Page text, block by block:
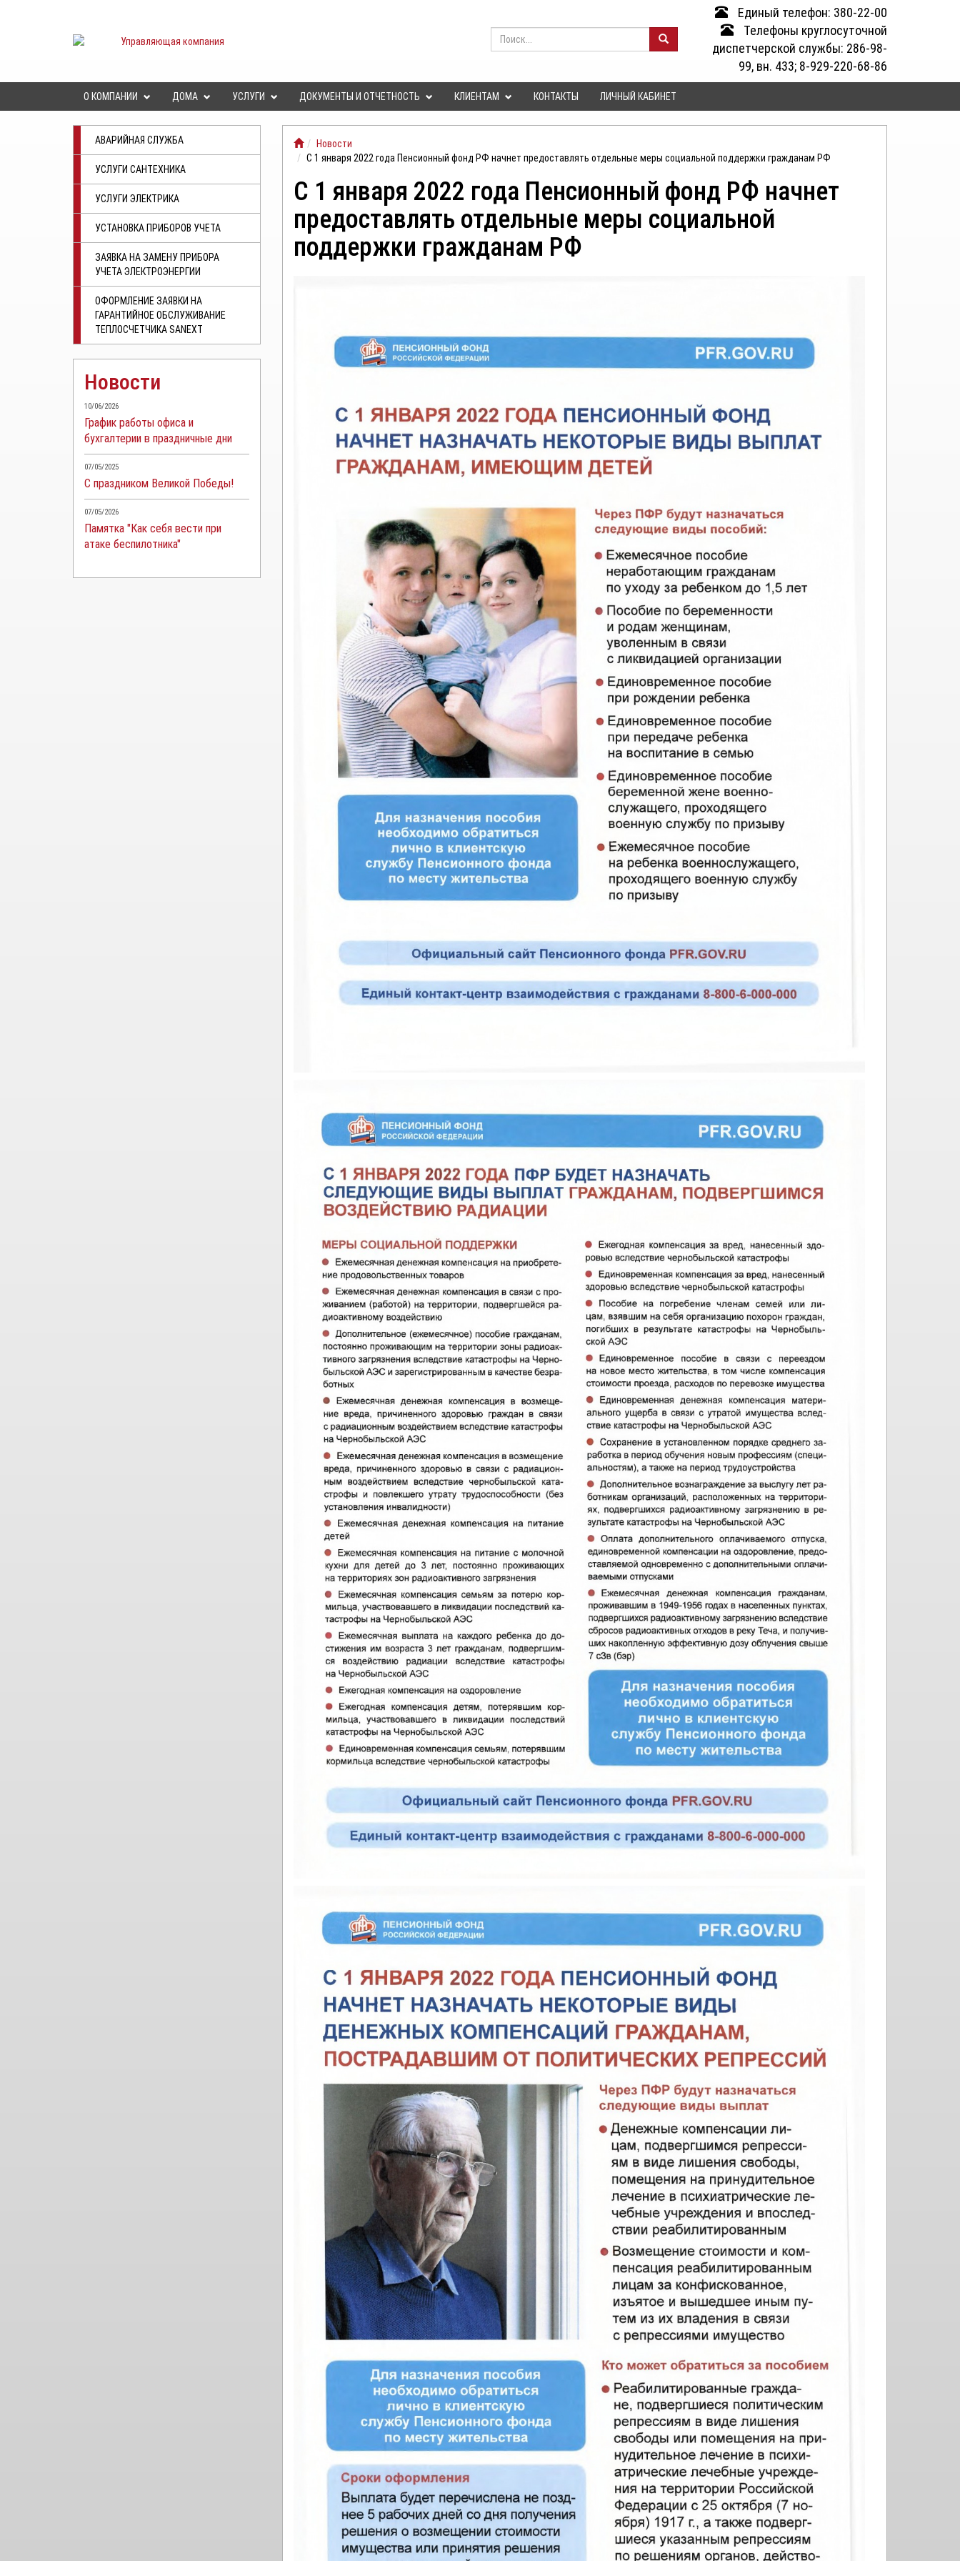
Единый телефон: 380-22-00
Телефоны круглосуточной
диспетчерской службы: 286-98-
99, вн. 433; 8-929-220-68-86
О КОМПАНИИ ДОМА УСЛУГИ ДОКУМЕНТЫ И ОТЧЕТНОСТЬ КЛИЕНТАМ КОНТАКТЫ ЛИЧНЫЙ КАБИНЕТ
АВАРИЙНАЯ СЛУЖБА
УСЛУГИ САНТЕХНИКА
УСЛУГИ ЭЛЕКТРИКА
УСТАНОВКА ПРИБОРОВ УЧЕТА
ЗАЯВКА НА ЗАМЕНУ ПРИБОРА
УЧЕТА ЭЛЕКТРОЭНЕРГИИ
ОФОРМЛЕНИЕ ЗАЯВКИ НА
ГАРАНТИЙНОЕ ОБСЛУЖИВАНИЕ
ТЕПЛОСЧЕТЧИКА SANEXT
Новости
10/06/2026
График работы офиса и
бухгалтерии в праздничные дни
07/05/2025
С праздником Великой Победы!
07/05/2026
Памятка "Как себя вести при
атаке беспилотника"
Новости
С 1 января 2022 года Пенсионный фонд РФ начнет предоставлять отдельные меры социальной поддержки гражданам РФ
С 1 января 2022 года Пенсионный фонд РФ начнет
предоставлять отдельные меры социальной
поддержки гражданам РФ